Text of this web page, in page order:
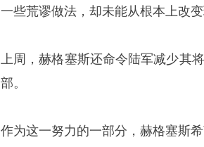
一些荒谬做法，却未能从根本上改变
上周，赫格塞斯还命令陆军减少其
部。
作为这一努力的一部分，赫格塞斯